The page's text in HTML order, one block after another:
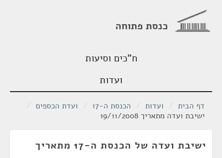
כנסת פתוחה
ח"כים וסיעות
ועדות
דף הבית / ועדות / הכנסת ה-17 / ועדת הכספים /
ישיבת ועדה מתאריך 19/11/2008
ישיבת ועדה של הכנסת ה-17 מתאריך